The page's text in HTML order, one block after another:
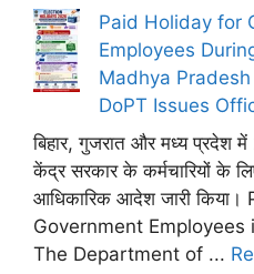
Paid Holiday for
Employees
Madhya
DoPT Issues
बिहार, गुजरात और मध्य प्रदेश
केंद्र सरकार के कर्मचारियों के
आधिकारिक आदेश जारी
Government Employees
The Department of ...